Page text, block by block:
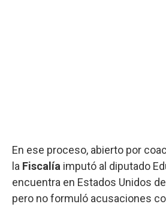
En ese proceso, abierto por
la Fiscalía imputó al diputado
encuentra en Estados Unidos
pero no formuló acusaciones